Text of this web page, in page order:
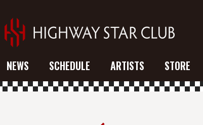
NEWS SCHEDULE ARTISTS STORE